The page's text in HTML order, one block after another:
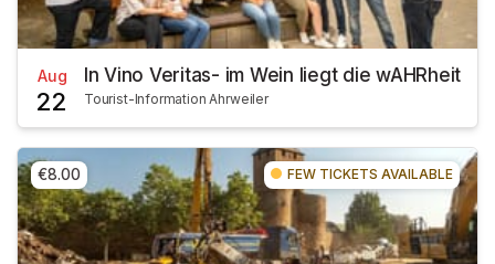
Aug
22
In Vino Veritas- im Wein liegt die wAHRheit
Tourist-Information Ahrweiler
€8.00 FEW TICKETS AVAILABLE